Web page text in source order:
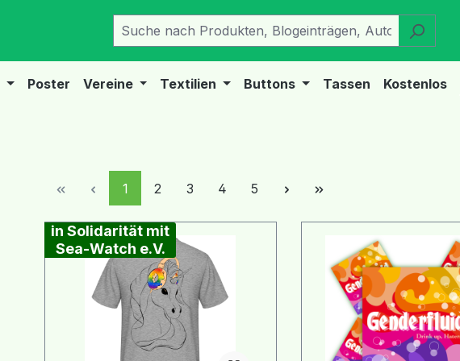
Poster Vereine Textilien Buttons Tassen Kostenlos
Seite
1 Seite
2 Seite
3 Seite
4 Seite
5
in Solidarität mit
Sea-Watch e.V.